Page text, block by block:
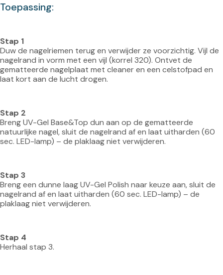
Toepassing:
Stap 1
Duw de nagelriemen terug en verwijder ze voorzichtig. Vijl de
nagelrand in vorm met een vijl (korrel 320). Ontvet de
gematteerde nagelplaat met cleaner en een celstofpad en
laat kort aan de lucht drogen.
Stap 2
Breng UV-Gel Base&Top dun aan op de gematteerde
natuurlijke nagel, sluit de nagelrand af en laat uitharden (60
sec. LED-lamp) – de plaklaag niet verwijderen.
Stap 3
Breng een dunne laag UV-Gel Polish naar keuze aan, sluit de
nagelrand af en laat uitharden (60 sec. LED-lamp) – de
plaklaag niet verwijderen.
Stap 4
Herhaal stap 3.